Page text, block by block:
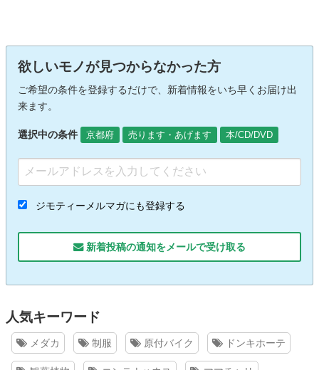
欲しいモノが見つからなかった方
ご希望の条件を登録するだけで、新着情報をいち早くお届け出
来ます。
選択中の条件 京都府 売ります・あげます 本/CD/DVD
ジモティーメルマガにも登録する
新着投稿の通知をメールで受け取る
人気キーワード
メダカ 制服 原付バイク ドンキホーテ